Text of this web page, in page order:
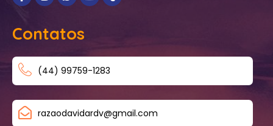
Contatos
(44) 99759-1283
razaodavidardv@gmail.com